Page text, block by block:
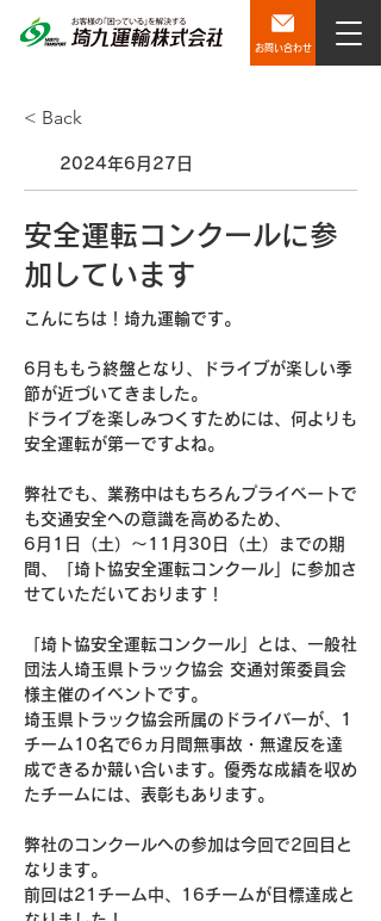
お問い合わせ
< Back
2024年6月27日
安全運転コンクールに参
加しています
こんにちは！埼九運輸です。
6月ももう終盤となり、ドライブが楽しい季
節が近づいてきました。
ドライブを楽しみつくすためには、何よりも
安全運転が第一ですよね。
弊社でも、業務中はもちろんプライベートで
も交通安全への意識を高めるため、
6月1日（土）～11月30日（土）までの期
間、「埼ト協安全運転コンクール」に参加さ
せていただいております！
「埼ト協安全運転コンクール」とは、一般社
団法人埼玉県トラック協会 交通対策委員会
様主催のイベントです。
埼玉県トラック協会所属のドライバーが、1
チーム10名で6ヵ月間無事故・無違反を達
成できるか競い合います。優秀な成績を収め
たチームには、表彰もあります。
弊社のコンクールへの参加は今回で2回目と
なります。
前回は21チーム中、16チームが目標達成と